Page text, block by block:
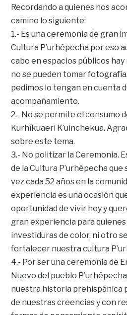
Recordando a quienes nos
camino lo siguiente:
1.- Es una ceremonia de gran
Cultura P’urhépecha por eso
cabo en espacios públicos
no se pueden tomar
pedimos lo tengan en cuenta
acompañamiento.
2.- No se permite el consumo
Kurhíkuaeri K’uinchekua.
sobre este tema.
3.- No politizar la Ceremonia.
de la Cultura P’urhépecha que
vez cada 52 años en la
experiencia es una ocasión
oportunidad de vivir hoy y
gran experiencia para
investiduras de color, ni otro
fortalecer nuestra cultura
4.- Por ser una ceremonia de
Nuevo del pueblo
nuestra historia prehispánica
de nuestras creencias y con